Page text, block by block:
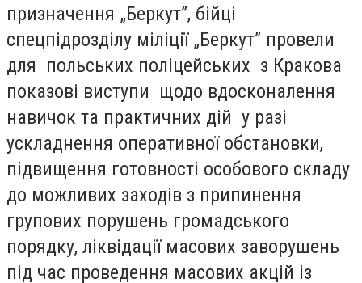
призначення „Беркут”, бійці
спецпідрозділу міліції „Беркут” провели
для польських поліцейських з Кракова
показові виступи щодо вдосконалення
навичок та практичних дій у разі
ускладнення оперативної обстановки,
підвищення готовності особового складу
до можливих заходів з припинення
групових порушень громадського
порядку, ліквідації масових заворушень
під час проведення масових акцій із